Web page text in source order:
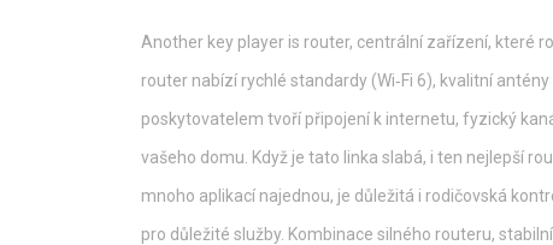
Another key player is router, centrální zařízení, které
router nabízí rychlé standardy (Wi‑Fi 6), kvalitní
poskytovatelem tvoří připojení k internetu, fyzický
vašeho domu . Když je tato linka slabá, i ten nejlepší
mnoho aplikací najednou, je důležitá i rodičovská
pro důležité služby. Kombinace silného routeru,